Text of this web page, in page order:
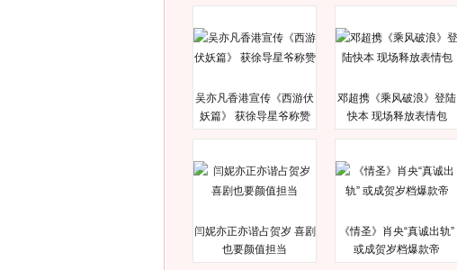
吴亦凡香港宣传《西游伏
妖篇》 获徐导星爷称赞
邓超携《乘风破浪》登陆
快本 现场释放表情包
闫妮亦正亦谐占贺岁 喜剧
也要颜值担当
《情圣》肖央“真诚出轨”
或成贺岁档爆款帝